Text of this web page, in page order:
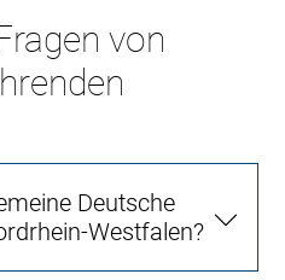
von
Deutsche
Westfalen?